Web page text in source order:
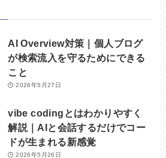
(20)
AI Overview対策｜個人ブログ
が検索流入を守るためにできる
こと
2026年5月27日
vibe codingとはわかりやすく
解説｜AIと会話するだけでコー
ドが生まれる新感覚
2026年5月26日